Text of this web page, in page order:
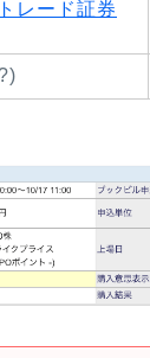
レード証券